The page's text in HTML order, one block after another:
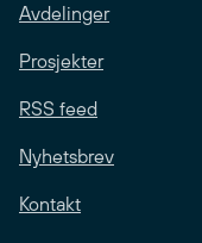
Avdelinger
Prosjekter
RSS feed
Nyhetsbrev
Kontakt